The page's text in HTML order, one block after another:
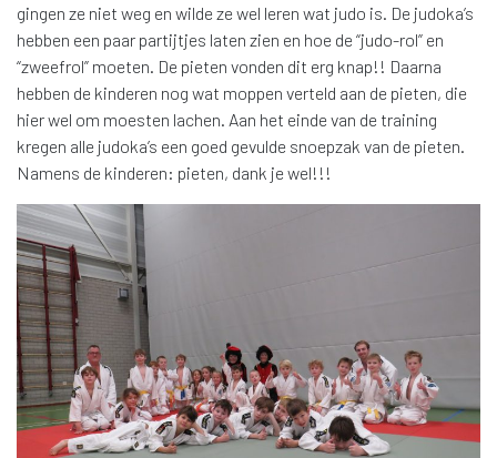
gingen ze niet weg en wilde ze wel leren wat judo is. De judoka’s
hebben een paar partijtjes laten zien en hoe de “judo-rol” en
“zweefrol” moeten. De pieten vonden dit erg knap!! Daarna
hebben de kinderen nog wat moppen verteld aan de pieten, die
hier wel om moesten lachen. Aan het einde van de training
kregen alle judoka’s een goed gevulde snoepzak van de pieten.
Namens de kinderen: pieten, dank je wel!!!